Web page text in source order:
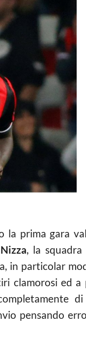
la prima gara
, la squadra
in particolar
clamorosi ed a
pensando